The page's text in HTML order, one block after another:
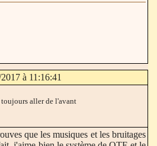
à 11:16:41
aller de l'avant
que les musiques et les bruitages